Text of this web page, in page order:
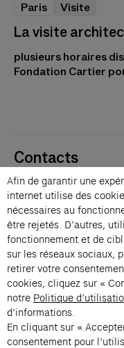
La visite
Paris Visite
plusieurs horaires
Fondation Cartier
Contacts
Membres
Presse
Privatisations
Changer de
Inscription à la
En vous inscrivant à notre
confidentialité.
Instagram (s’ouvre
Facebook
Pinterest
Youtube
Spotify
LinkedIn
Google
Afin de garantir une
internet utilise des
nécessaires au
être rejetés. D’autres,
fonctionnement et de
sur les réseaux sociaux,
retirer votre
cookies, cliquez sur «
notre Politique
d’informations.
En cliquant sur «
consentement pour